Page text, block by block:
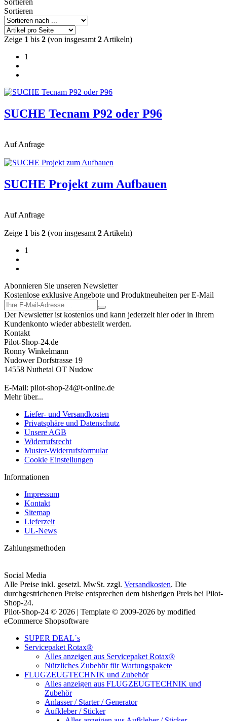
Sortieren
Zeige 1 bis 2 (von insgesamt 2 Artikeln)
1
SUCHE Tecnam P92 oder P96
Auf Anfrage
SUCHE Projekt zum Aufbauen
Auf Anfrage
Zeige 1 bis 2 (von insgesamt 2 Artikeln)
1
Abonnieren Sie unseren Newsletter
Kostenlose exklusive Angebote und Produktneuheiten per E-Mail
Der Newsletter ist kostenlos und kann jederzeit hier oder in Ihrem
Kundenkonto wieder abbestellt werden.
Kontakt
Pilot-Shop-24.de
Ronny Winkelmann
Nudower Dorfstrasse 19
14558 Nuthetal OT Nudow
E-Mail: pilot-shop-24@t-online.de
Mehr über...
Liefer- und Versandkosten
Privatsphäre und Datenschutz
Unsere AGB
Widerrufsrecht
Muster-Widerrufsformular
Cookie Einstellungen
Informationen
Impressum
Kontakt
Sitemap
Lieferzeit
UL-News
Zahlungsmethoden
Social Media
Alle Preise inkl. gesetzl. MwSt. zzgl. Versandkosten. Die
durchgestrichenen Preise entsprechen dem bisherigen Preis bei Pilot-
Shop-24.
Pilot-Shop-24 © 2026 | Template © 2009-2026 by modified
eCommerce Shopsoftware
SUPER DEAL´s
Servicepaket Rotax®
Alles anzeigen aus Servicepaket Rotax®
Nützliches Zubehör für Wartungspakete
FLUGZEUGTECHNIK und Zubehör
Alles anzeigen aus FLUGZEUGTECHNIK und
Zubehör
Anlasser / Starter / Generator
Aufkleber / Sticker